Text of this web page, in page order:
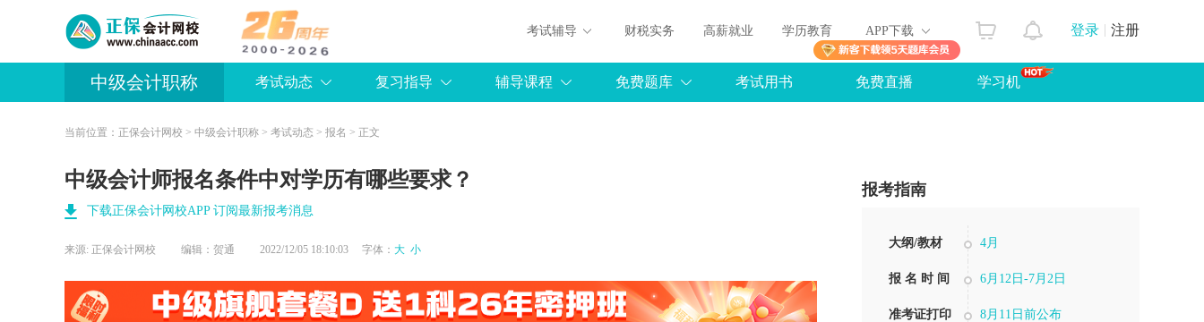
登录 注册
考试辅导 财税实务 高薪就业 学历教育 APP下载
中级会计职称 考试动态 复习指导 辅导课程 免费题库 考试用书 免费直播 学习机
当前位置： 正保会计网校 > 中级会计职称 > 考试动态 > 报名 > 正文
中级会计师报名条件中对学历有哪些要求？
下载正保会计网校APP 订阅最新报考消息
来源: 正保会计网校 编辑：贺通 2022/12/05 18:10:03 字体： 大 小
报考指南
大纲/教材 4月
报 名 时 间 6月12日-7月2日
准考证打印 8月11日前公布